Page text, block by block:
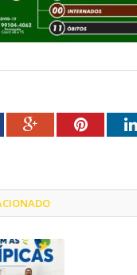
Google+Pinterest